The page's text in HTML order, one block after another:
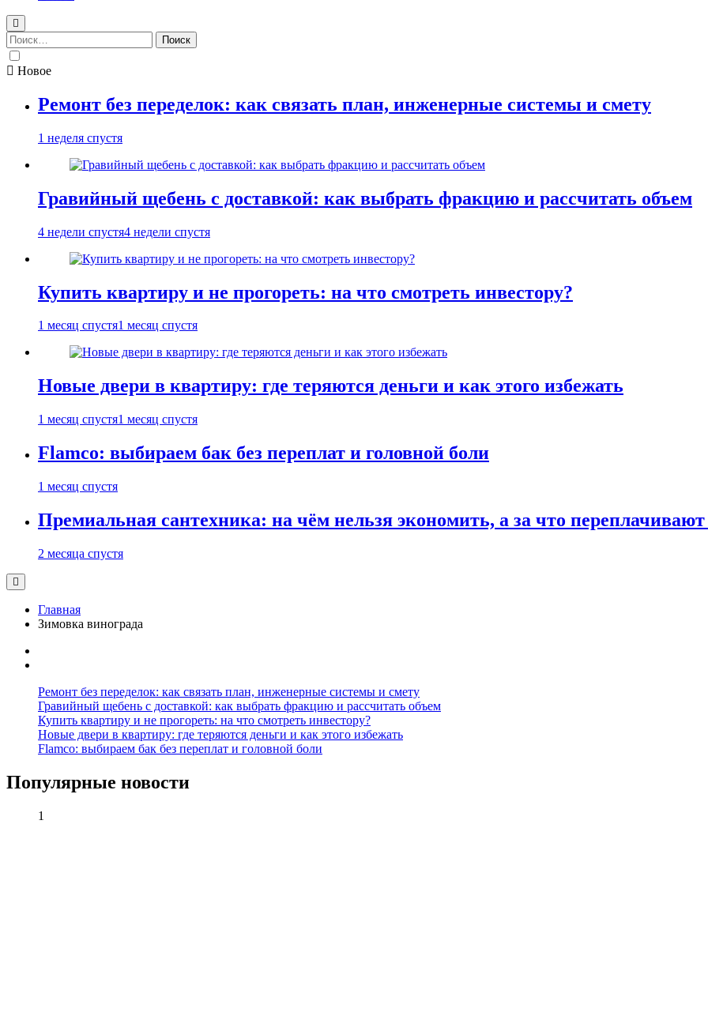
Найти:
Новое
Ремонт без переделок: как связать план, инженерные системы и смету
1 неделя спустя
Гравийный щебень с доставкой: как выбрать фракцию и рассчитать объем
4 недели спустя4 недели спустя
Купить квартиру и не прогореть: на что смотреть инвестору?
1 месяц спустя1 месяц спустя
Новые двери в квартиру: где теряются деньги и как этого избежать
1 месяц спустя1 месяц спустя
Flamco: выбираем бак без переплат и головной боли
1 месяц спустя
Премиальная сантехника: на чём нельзя экономить, а за что переплачивают
2 месяца спустя
Главная
Зимовка винограда
Ремонт без переделок: как связать план, инженерные системы и смету
Гравийный щебень с доставкой: как выбрать фракцию и рассчитать объем
Купить квартиру и не прогореть: на что смотреть инвестору?
Новые двери в квартиру: где теряются деньги и как этого избежать
Flamco: выбираем бак без переплат и головной боли
Популярные новости
1